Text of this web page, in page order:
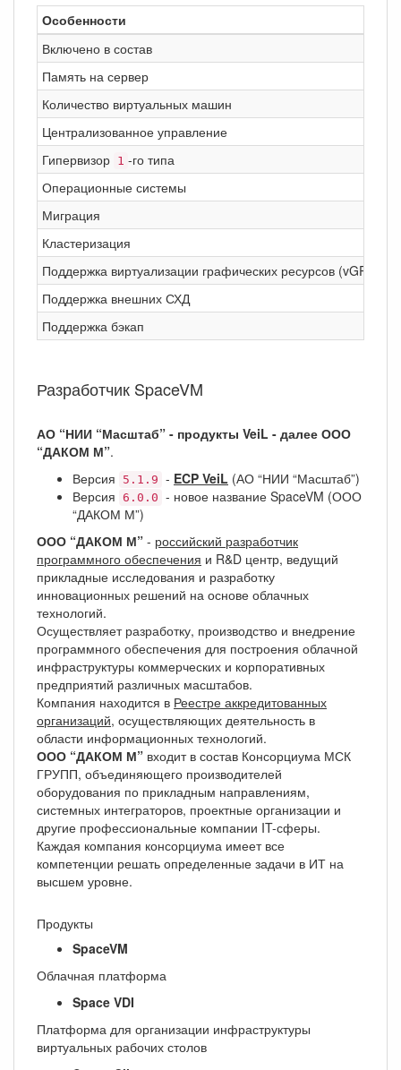
Особенности
Включено в состав
Память на сервер
Количество виртуальных машин
Централизованное управление
Гипервизор 1 -го типа
Операционные системы
Миграция
Кластеризация
Поддержка виртуализации графических ресурсов (vGPU)
Поддержка внешних СХД
Поддержка бэкап
Разработчик SpaceVM
АО “НИИ “Масштаб” - продукты VeiL - далее ООО
“ДАКОМ М”.
Версия
5.1.9 - ECP VeiL (АО “НИИ “Масштаб”)
Версия 6.0.0 - новое название SpaceVM (ООО
“ДАКОМ М”)
ООО “ДАКОМ М” - российский разработчик
программного обеспечения и R&D центр, ведущий
прикладные исследования и разработку
инновационных решений на основе облачных
технологий.
Осуществляет разработку, производство и внедрение
программного обеспечения для построения облачной
инфраструктуры коммерческих и корпоративных
предприятий различных масштабов.
Компания находится в Реестре аккредитованных
организаций, осуществляющих деятельность в
области информационных технологий.
ООО “ДАКОМ М” входит в состав Консорциума МСК
ГРУПП, объединяющего производителей
оборудования по прикладным направлениям,
системных интеграторов, проектные организации и
другие профессиональные компании IT-сферы.
Каждая компания консорциума имеет все
компетенции решать определенные задачи в ИТ на
высшем уровне.
Продукты
SpaceVM
Облачная платформа
Space VDI
Платформа для организации инфраструктуры
виртуальных рабочих столов